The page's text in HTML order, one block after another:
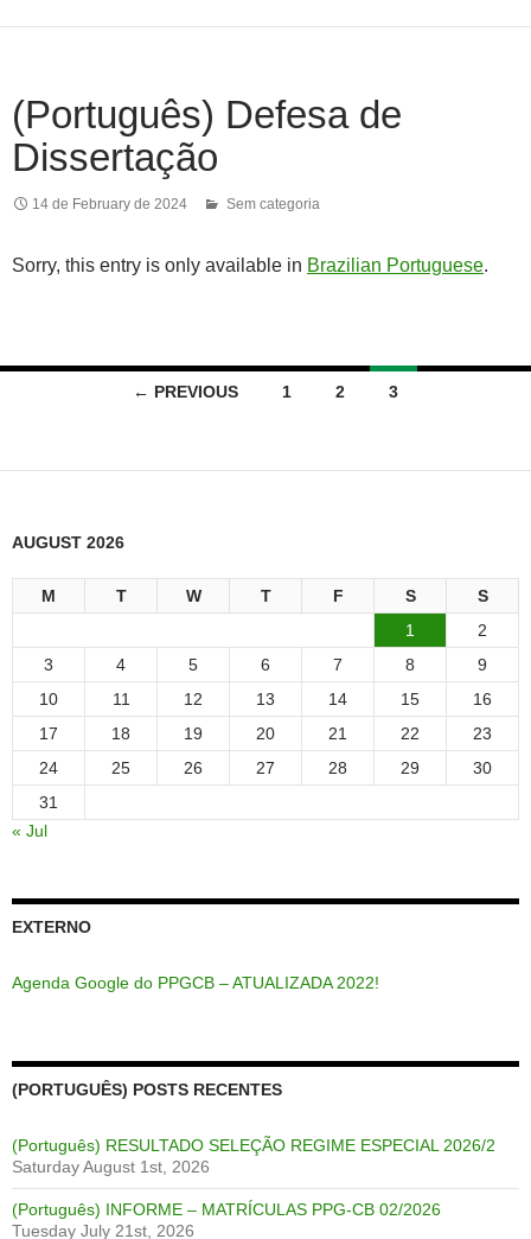
(Português) Defesa de
Dissertação
14 de February de 2024 Sem categoria
Sorry, this entry is only available in Brazilian Portuguese.
← PREVIOUS 1 2 3
AUGUST 2026
M T W T F S
S
1
2
3
4 5 6 7 8
9
10
11 12 13 14 15
16
17
18 19 20 21 22
23
24
25 26 27 28 29
30
31
« Jul
EXTERNO
Agenda Google do PPGCB – ATUALIZADA 2022!
(PORTUGUÊS) POSTS RECENTES
(Português) RESULTADO SELEÇÃO REGIME ESPECIAL 2026/2
Saturday August 1st, 2026
(Português) INFORME – MATRÍCULAS PPG-CB 02/2026
Tuesday July 21st, 2026